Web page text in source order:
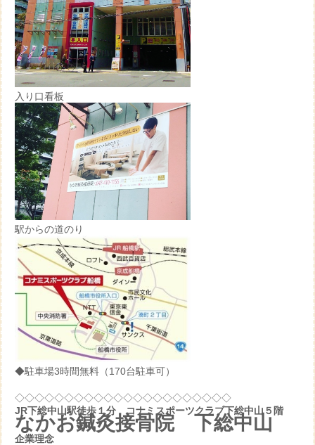
入り口看板
駅からの道のり
◆駐車場3時間無料（170台駐車可）
◇◇◇◇◇◇◇◇◇◇◇◇◇◇◇◇◇◇◇◇◇◇
JR下総中山駅徒歩１分 コナミスポーツクラブ下総中山５階
なかお鍼灸接骨院 下総中山
企業理念